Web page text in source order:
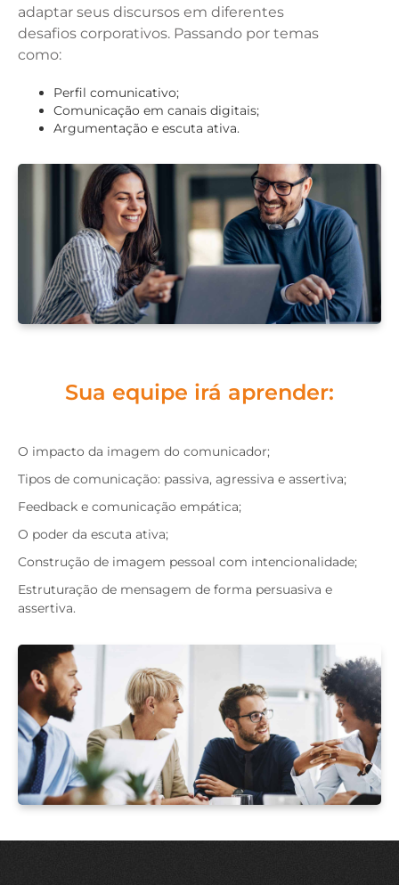
adaptar seus discursos em diferentes
desafios corporativos. Passando por temas
como:
Perfil comunicativo;
Comunicação em canais digitais;
Argumentação e escuta ativa.
Sua equipe irá aprender:
O impacto da imagem do comunicador;
Tipos de comunicação: passiva, agressiva e assertiva;
Feedback e comunicação empática;
O poder da escuta ativa;
Construção de imagem pessoal com intencionalidade;
Estruturação de mensagem de forma persuasiva e
assertiva.